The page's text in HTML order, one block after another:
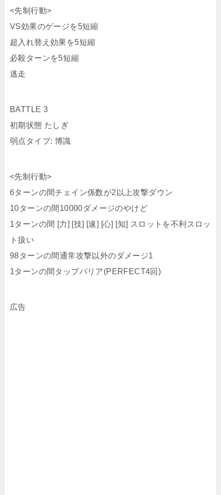
必殺ターンを5短縮
逃走
BATTLE 3
初期状態 たしぎ
<先制行動>
6ターンの間チェイン係数が2以上攻撃ダウン
1ターンの間 [力] [技] [速] [心] [知] スロットを不利スロッ
ト扱い
98ターンの間通常攻撃以外のダメージ1
1ターンの間タップバリア(PERFECT4回)
広告